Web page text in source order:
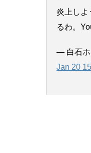
炎上しよ
るわ。
— 白石ホ
Jan 20